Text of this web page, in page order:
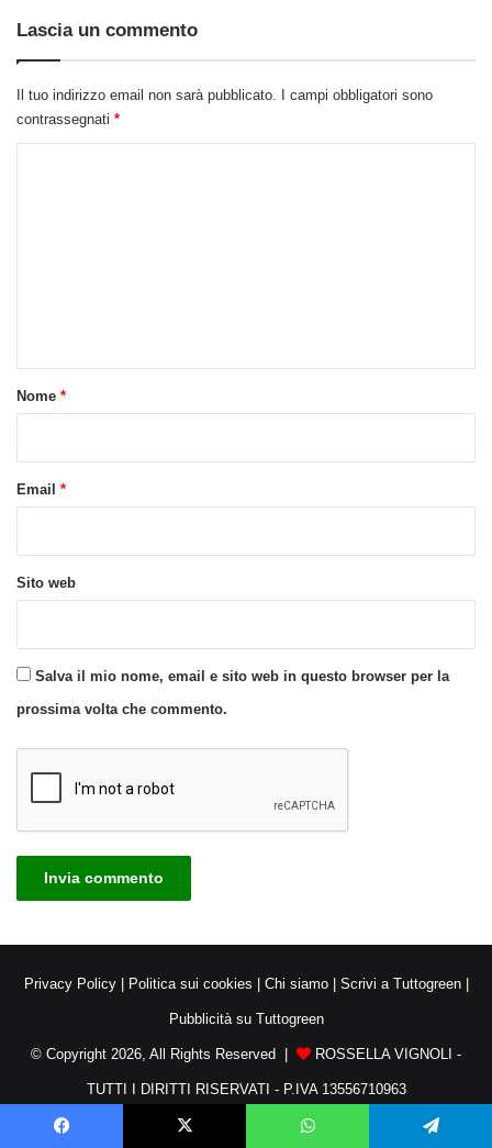
Lascia un commento
Il tuo indirizzo email non sarà pubblicato.
I campi obbligatori sono
contrassegnati *
oNome *
Email *
Sito web
Salva il mio nome, email e sito web in questo browser per la
prossima volta che commento.
Privacy Policy| Politica sui cookies Chi siamo| Scrivi a Tuttogreen|
Pubblicità su Tuttogreen
© Copyright 2026, All Rights Reserved | ROSSELLA VIGNOLI -
TUTTI I DIRITTI RISERVATI - P.IVA 13556710963